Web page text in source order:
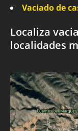
Vaciado de
Localiza
localidades